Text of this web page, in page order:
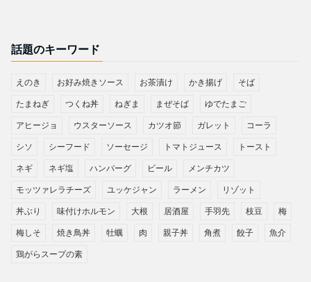
話題のキーワード
えのき お好み焼きソース お茶漬け かき揚げ そば
たまねぎ つくね丼 ねぎま まぜそば ゆでたまご
アヒージョ ウスターソース カツオ節 ガレット コーラ
シソ シーフード ソーセージ トマトジュース トースト
ネギ ネギ塩 ハンバーグ ビール メンチカツ
モッツァレラチーズ ユッケジャン ラーメン リゾット
丼ぶり 味付けホルモン 大根 居酒屋 手羽先 枝豆 梅
梅しそ 焼き鳥丼 牡蠣 肉 親子丼 角煮 餃子 魚介
鶏がらスープの素